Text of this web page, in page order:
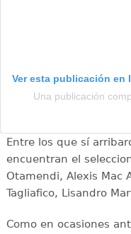
Ver esta publicación en
Una publicación
Entre los que sí
encuentran el
Otamendi, Alexis Mac
Tagliafico, Lisandro
Como en ocasiones